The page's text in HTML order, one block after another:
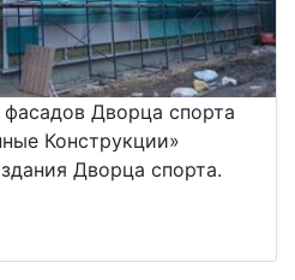
Дворца спорта
Конструкции»
Дворца спорта.